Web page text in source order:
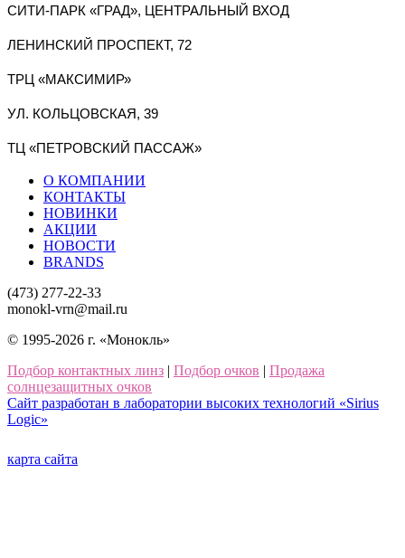
СИТИ-ПАРК «ГРАД», ЦЕНТРАЛЬНЫЙ ВХОД
ЛЕНИНСКИЙ ПРОСПЕКТ, 72
ТРЦ «МАКСИМИР»
УЛ. КОЛЬЦОВСКАЯ, 39
ТЦ «ПЕТРОВСКИЙ ПАССАЖ»
О КОМПАНИИ
КОНТАКТЫ
НОВИНКИ
АКЦИИ
НОВОСТИ
BRANDS
(473) 277-22-33
monokl-vrn@mail.ru
© 1995-2026 г. «Монокль»
Подбор контактных линз | Подбор очков | Продажа
солнцезащитных очков
Сайт разработан в лаборатории высоких технологий «Sirius
Logic»
карта сайта